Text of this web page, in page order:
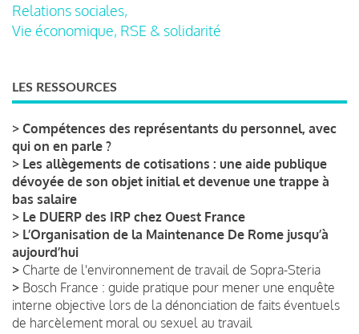
Relations sociales,
Vie économique, RSE & solidarité
LES RESSOURCES
> Compétences des représentants du personnel, avec
qui on en parle ?
> Les allègements de cotisations : une aide publique
dévoyée de son objet initial et devenue une trappe à
bas salaire
> Le DUERP des IRP chez Ouest France
> L’Organisation de la Maintenance De Rome jusqu’à
aujourd’hui
> Charte de l'environnement de travail de Sopra-Steria
> Bosch France : guide pratique pour mener une enquête
interne objective lors de la dénonciation de faits éventuels
de harcèlement moral ou sexuel au travail